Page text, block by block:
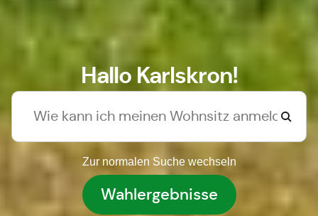
Hallo Karlskron!
Zur normalen Suche wechseln
Wahlergebnisse